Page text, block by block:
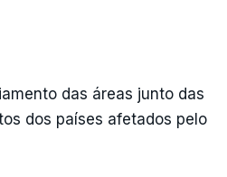
das áreas junto das
dos países afetados pelo